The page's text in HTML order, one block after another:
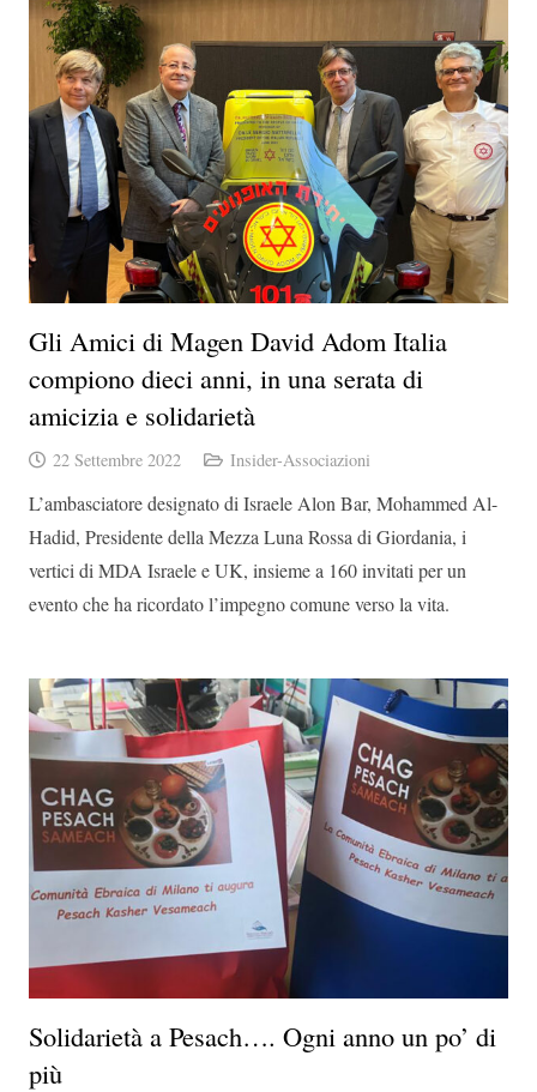
Gli Amici di Magen David Adom Italia
compiono dieci anni, in una serata di
amicizia e solidarietà
22 Settembre 2022 Insider-Associazioni
L’ambasciatore designato di Israele Alon Bar, Mohammed Al-
Hadid, Presidente della Mezza Luna Rossa di Giordania, i
vertici di MDA Israele e UK, insieme a 160 invitati per un
evento che ha ricordato l’impegno comune verso la vita.
Solidarietà a Pesach…. Ogni anno un po’ di
più